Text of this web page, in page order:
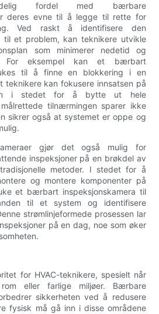
fordel med bærbare
deres evne til å legge til rette for
Ved raskt å identifisere den
til et problem, kan teknikere utvikle
som minimerer nedetid og
For eksempel kan et bærbart
til å finne en blokkering i en
teknikere kan fokusere innsatsen på
i stedet for å bytte ut hele
tilnærmingen sparer ikke
sikrer også at systemet er oppe og
gjør det også mulig for
inspeksjoner på en brøkdel av
metoder. I stedet for å
og montere komponenter på
et bærbart inspeksjonskamera til
til et system og identifisere
strømlinjeformede prosessen lar
på en dag, noe som øker
for HVAC-teknikere, spesielt når
eller farlige miljøer. Bærbare
sikkerheten ved å redusere
fysisk må gå inn i disse områdene